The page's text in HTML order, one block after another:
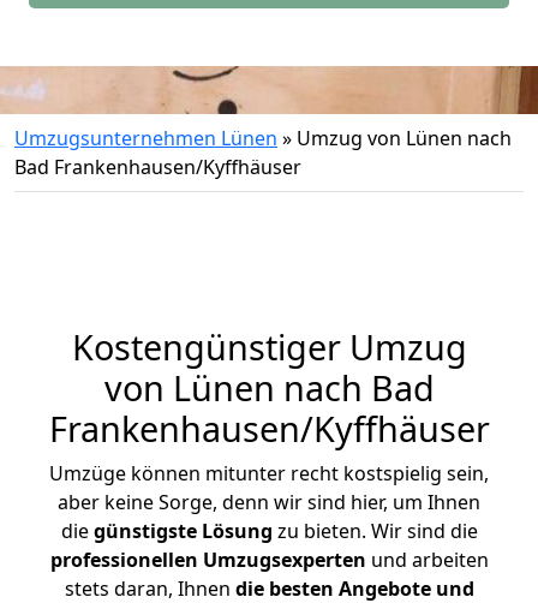
Umzugsunternehmen Lünen » Umzug von Lünen nach
Bad Frankenhausen/Kyffhäuser
Kostengünstiger Umzug
von Lünen nach Bad
Frankenhausen/Kyffhäuser
Umzüge können mitunter recht kostspielig sein,
aber keine Sorge, denn wir sind hier, um Ihnen
diegünstigste Lösung zu bieten. Wir sind die
professionellen Umzugsexperten und arbeiten
stets daran, Ihnen die besten Angebote und